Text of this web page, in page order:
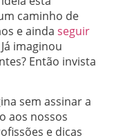
caminho de
e ainda seguir
imaginou
Então invista
sem assinar a
aos nossos
e dicas